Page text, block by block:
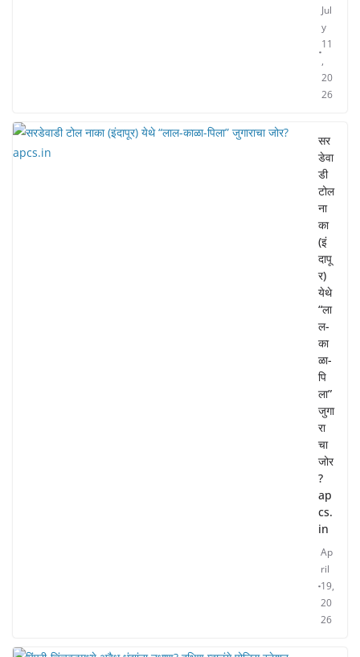
Jul
y
11
,
20
26
सर
डेवा
डी
टोल
ना
का
(इं
दापू
र)
येथे
“ला
ल-
का
ळा-
पि
ला”
जुगा
रा
चा
जोर
?
ap
cs.
in
Ap
ril
19,
20
26